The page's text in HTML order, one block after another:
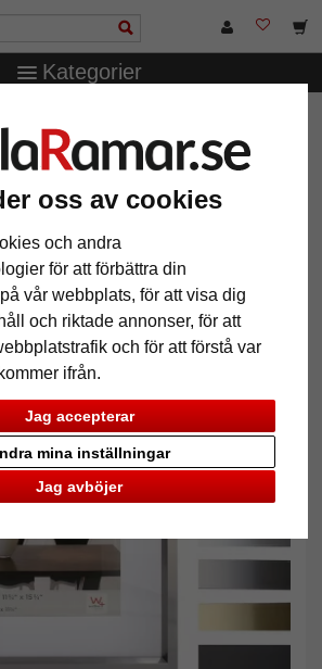
oss av cookies
och andra
för att förbättra din
vår webbplats, för att visa dig
och riktade annonser, för att
och för att förstå var
ifrån.
Jag accepterar
Jag avböjer
mina inställningar
Kategorier
Steel Style med